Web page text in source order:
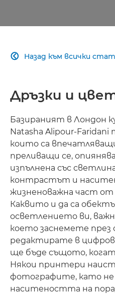
Назад към всички

Дръзки и
Базираният в Лондон
Natasha Alipour-Faridani
които са
преливащи се,
изпълнена със
контрастът и
жизненоважна част
Каквито и да са
осветлението ви,
което заснемете през
редактирате в
ще бъде същото,
Някои принтери
фотографите, като не
наситеността на